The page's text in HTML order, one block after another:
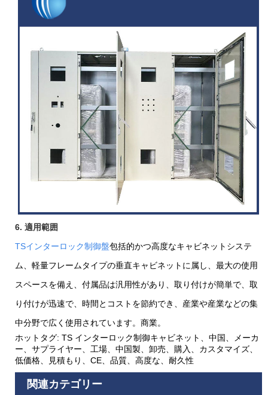
6. 適用範囲
TSインターロック制御盤包括的かつ高度なキャビネットシステ
ム、軽量フレームタイプの垂直キャビネットに属し、最大の使用
スペースを備え、付属品は汎用性があり、取り付けが簡単で、取
り付けが迅速で、時間とコストを節約でき、産業や産業などの集
中分野で広く使用されています。商業。
ホットタグ: TS インターロック制御キャビネット、中国、メーカ
ー、サプライヤー、工場、中国製、卸売、購入、カスタマイズ、
低価格、見積もり、CE、品質、高度な、耐久性
関連カテゴリー